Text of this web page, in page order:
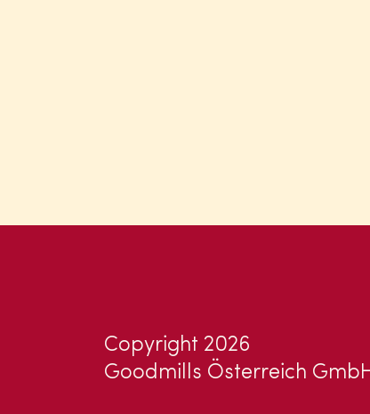
Copyright 2026
Goodmills Österreich